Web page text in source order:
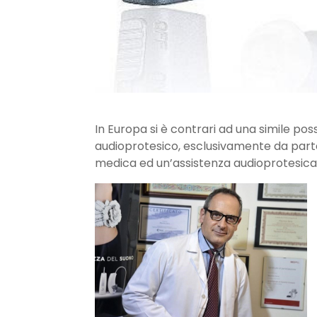
In Europa si è contrari ad una simile
audioprotesico, esclusivamente da
medica ed un’assistenza